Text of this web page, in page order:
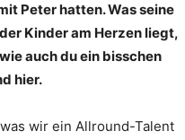
Peter hatten. Was seine
Kinder am Herzen liegt,
auch du ein bisschen
hier.
wir ein Allround-Talent